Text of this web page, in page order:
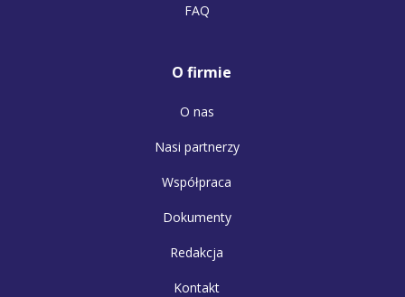
FAQ
O firmie
O nas
Nasi partnerzy
Współpraca
Dokumenty
Redakcja
Kontakt